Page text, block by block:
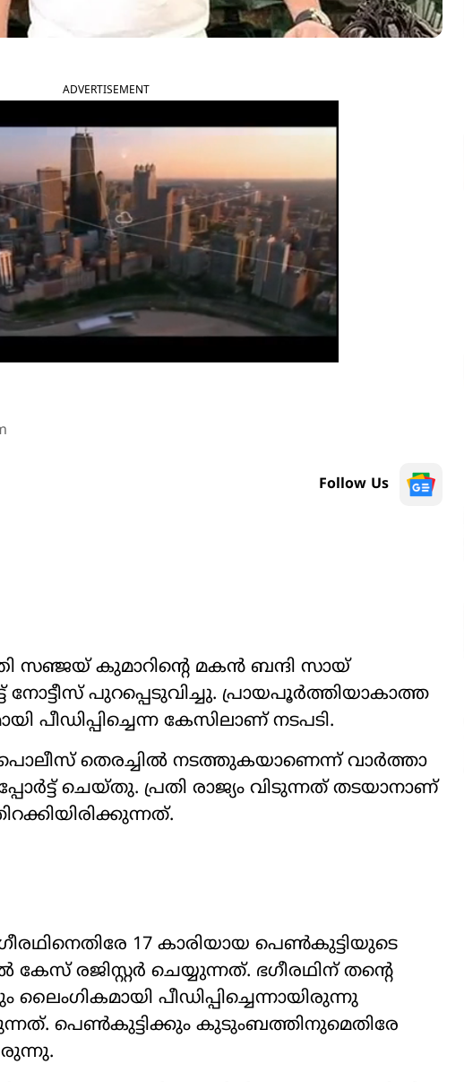
ADVERTISEMENT
Follow Us
സഞ്ജയ് കുമാറിന്‍റെ മകൻ ബന്ദി സായ്
നോട്ടീസ് പുറപ്പെടുവിച്ചു. പ്രായപൂർത്തിയാകാത്ത
പീഡിപ്പിച്ചെന്ന കേസിലാണ് നടപടി.
തെരച്ചിൽ നടത്തുകയാണെന്ന് വാർത്താ
ചെയ്തു. പ്രതി രാജ‍്യം വിടുന്നത് തടയാനാണ്
17 കാരിയായ പെൺകുട്ടിയുടെ
രജിസ്റ്റർ ചെയ്യുന്നത്. ഭഗീരഥിന് തന്‍റെ
പീഡിപ്പിച്ചെന്നായിരുന്നു
പെൺകുട്ടിക്കും കുടുംബത്തിനുമെതിരേ